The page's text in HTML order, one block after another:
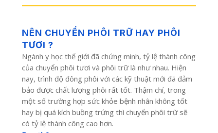
NÊN CHUYỂN PHÔI TRỮ HAY PHÔI
TƯƠI ?
Ngành y học thế giới đã chứng minh, tỷ lệ thành công
của chuyển phôi tươi và phôi trữ là như nhau. Hiện
nay, trình độ đông phôi với các kỹ thuật mới đã đảm
bảo được chất lượng phôi rất tốt. Thậm chí, trong
một số trường hợp sức khỏe bệnh nhân không tốt
hay bị quá kích buồng trứng thì chuyển phôi trữ sẽ
có tỷ lệ thành công cao hơn.